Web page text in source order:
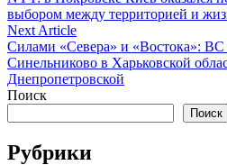
по
записям
выбором между территорией и
Next ArticleNext
article:
Силами «Севера» и «Востока»:
Синельниково в Харьковской
Днепропетровской
Поиск
Поиск
Рубрики